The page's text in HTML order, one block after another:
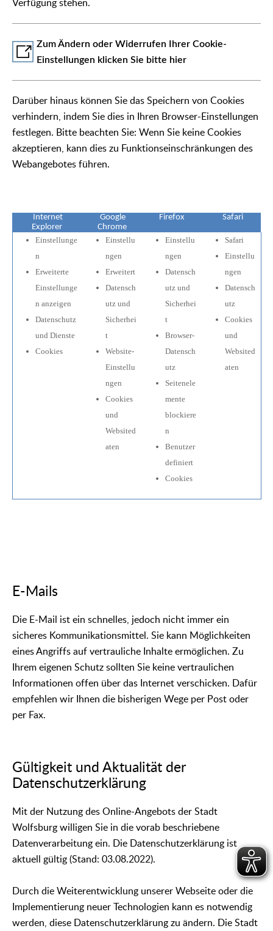
Verfügung stehen.
Zum Ändern oder Widerrufen Ihrer Cookie-
Einstellungen klicken Sie bitte hier
Darüber hinaus können Sie das Speichern von Cookies
verhindern, indem Sie dies in Ihren Browser-Einstellungen
festlegen. Bitte beachten Sie: Wenn Sie keine Cookies
akzeptieren, kann dies zu Funktionseinschränkungen des
Webangebotes führen.
Internet
Explorer
Google
Chrome
Firefox Safari
Einstellunge
n
Erweiterte
Einstellunge
n anzeigen
Datenschutz
und Dienste
Cookies
Einstellu
ngen
Erweitert
Datensch
utz und
Sicherhei
t
Website-
Einstellu
ngen
Cookies
und
Websited
aten
Einstellu
ngen
Datensch
utz und
Sicherhei
t
Browser-
Datensch
utz
Seitenele
mente
blockiere
n
Benutzer
definiert
Cookies
Safari
Einstellu
ngen
Datensch
utz
Cookies
und
Websited
aten
E-Mails
Die E-Mail ist ein schnelles, jedoch nicht immer ein
sicheres Kommunikationsmittel. Sie kann Möglichkeiten
eines Angriffs auf vertrauliche Inhalte ermöglichen. Zu
Ihrem eigenen Schutz sollten Sie keine vertraulichen
Informationen offen über das Internet verschicken. Dafür
empfehlen wir Ihnen die bisherigen Wege per Post oder
per Fax.
Gültigkeit und Aktualität der
Datenschutzerklärung
Mit der Nutzung des Online-Angebots der Stadt
Wolfsburg willigen Sie in die vorab beschriebene
Datenverarbeitung ein. Die Datenschutzerklärung ist
aktuell gültig (Stand: 03.08.2022).
Durch die Weiterentwicklung unserer Webseite oder die
Implementierung neuer Technologien kann es notwendig
werden, diese Datenschutzerklärung zu ändern. Die Stadt